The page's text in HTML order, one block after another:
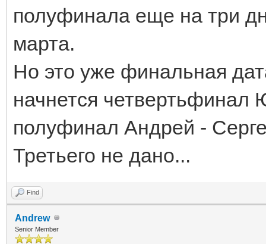
полуфинала еще на три
марта.
Но это уже финальная
начнется четвертьфинал
полуфинал Андрей -
Третьего не дано...
Find
Andrew
Senior Member